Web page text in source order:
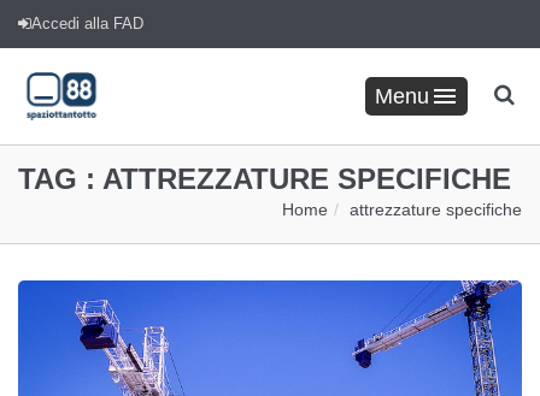
Accedi alla FAD
Menu
TAG : ATTREZZATURE SPECIFICHE
Home attrezzature specifiche